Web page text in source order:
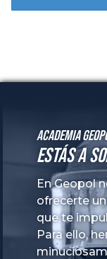
Academia
Estás a
En Geopol
ofrecerte
que te
Para ello,